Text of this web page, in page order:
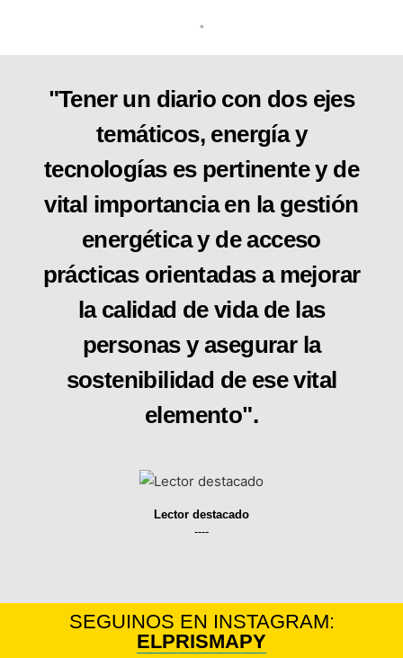
•
"Tener un diario con dos ejes
temáticos, energía y
tecnologías es pertinente y de
vital importancia en la gestión
energética y de acceso
prácticas orientadas a mejorar
la calidad de vida de las
personas y asegurar la
sostenibilidad de ese vital
elemento".
Lector destacado
----
SEGUINOS EN INSTAGRAM:
ELPRISMAPY